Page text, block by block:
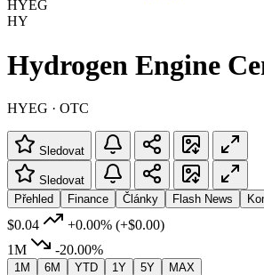
HYEG
HY
Hydrogen Engine
HYEG · OTC
Sledovat
Sledovat
Přehled
Finance Články Flash News
$0.04 +0.00% (+$0.00)
1M
-20.00%
1M 6M YTD 1Y 5Y MAX